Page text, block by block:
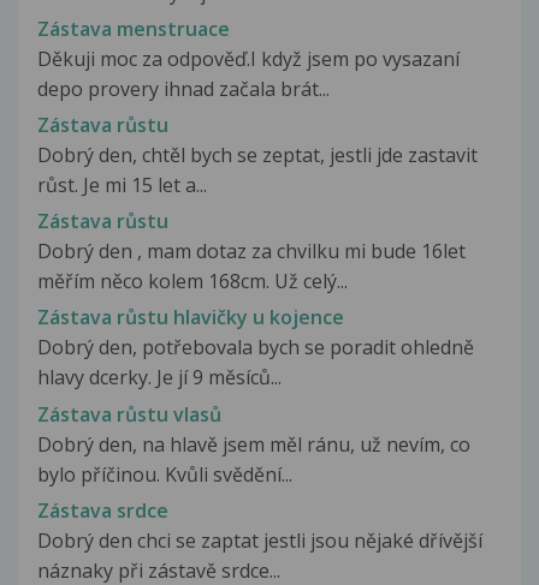
Zástava menstruace
Děkuji moc za odpověď.I když jsem po vysazaní
depo provery ihnad začala brát...
Zástava růstu
Dobrý den, chtěl bych se zeptat, jestli jde zastavit
růst. Je mi 15 let a...
Zástava růstu
Dobrý den , mam dotaz za chvilku mi bude 16let
měřím něco kolem 168cm. Už celý...
Zástava růstu hlavičky u kojence
Dobrý den, potřebovala bych se poradit ohledně
hlavy dcerky. Je jí 9 měsíců...
Zástava růstu vlasů
Dobrý den, na hlavě jsem měl ránu, už nevím, co
bylo příčinou. Kvůli svědění...
Zástava srdce
Dobrý den chci se zaptat jestli jsou nějaké dřívější
náznaky při zástavě srdce...